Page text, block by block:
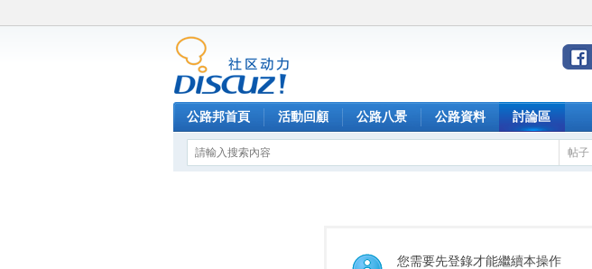
公路邦首頁 活動回顧 公路八景 公路資料 討論區
帖子
您需要先登錄才能繼續本操作